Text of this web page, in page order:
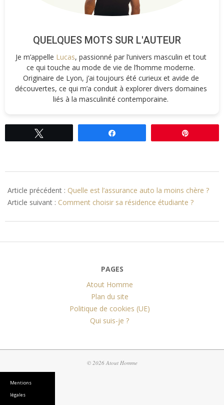
Mentions
légales
QUELQUES MOTS SUR L'AUTEUR
Je m’appelle Lucas, passionné par l’univers masculin et tout
ce qui touche au mode de vie de l’homme moderne.
Originaire de Lyon, j’ai toujours été curieux et avide de
découvertes, ce qui m’a conduit à explorer divers domaines
liés à la masculinité contemporaine.
11-
15
Article précédent : Quelle est l’assurance auto la moins chère ?
Article suivant : Comment choisir sa résidence étudiante ?
PAGES
Atout Homme
Plan du site
Politique de cookies (UE)
Qui suis-je ?
© 2026 Atout Homme